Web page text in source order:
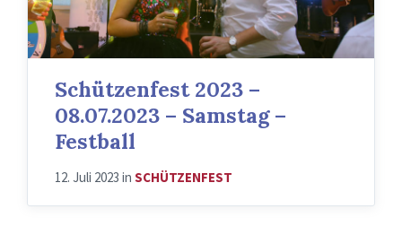
Schützenfest 2023 –
08.07.2023 – Samstag –
Festball
12. Juli 2023 in SCHÜTZENFEST